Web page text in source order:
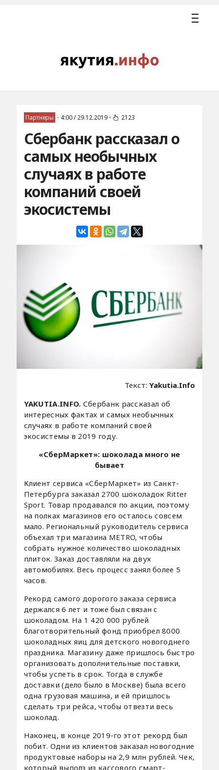
Партнеры • 4:00 / 29.12.2019 • 2123
Сбербанк рассказал о
самых необычных
случаях в работе
компаний своей
экосистемы
Текст:Yakutia.Info
YAKUTIA.INFO. Сбербанк рассказал об
интересных фактах и самых необычных
случаях в работе компаний своей
экосистемы в 2019 году.
«СберМаркет»: шоколада много не
бывает
Клиент сервиса «СберМаркет» из Санкт-
Петербурга заказал 2700 шоколадок Ritter
Sport. Товар продавался по акции, поэтому
на полках магазинов его осталось совсем
мало. Региональный руководитель сервиса
объехал три магазина METRO, чтобы
собрать нужное количество шоколадных
плиток. Заказ доставляли на двух
автомобилях. Весь процесс занял более 5
часов.
Рекорд самого дорогого заказа сервиса
держался 6 лет и тоже был связан с
шоколадом. На 1 420 000 рублей
благотворительный фонд приобрел 8000
шоколадных яиц для детского новогоднего
праздника. Магазину даже пришлось быстро
организовать дополнительные поставки,
чтобы успеть в срок. Тогда в службе
доставки (дело было в Москве) была всего
одна грузовая машина, и ей пришлось
сделать три рейса, чтобы отвезти весь
шоколад.
Наконец, в конце 2019-го этот рекорд был
побит. Одни из клиентов заказал новогодние
продуктовые наборы на 2,9 млн рублей. Чек,
который выполз из кассового смарт-